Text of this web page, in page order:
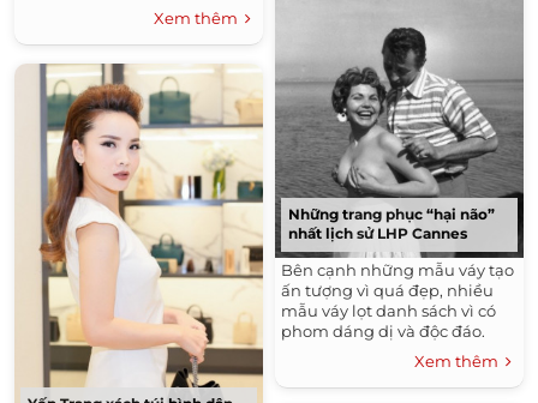
Xem thêm
Những trang phục “hại não”
nhất lịch sử LHP Cannes
Bên cạnh những mẫu váy tạo
ấn tượng vì quá đẹp, nhiều
mẫu váy lọt danh sách vì có
phom dáng dị và độc đáo.
Xem thêm